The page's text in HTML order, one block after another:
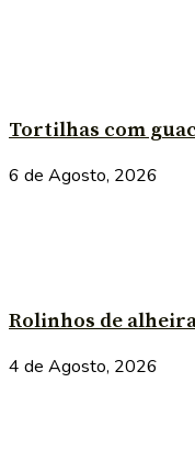
Tortilhas com
6 de Agosto, 2026
Rolinhos de
4 de Agosto, 2026